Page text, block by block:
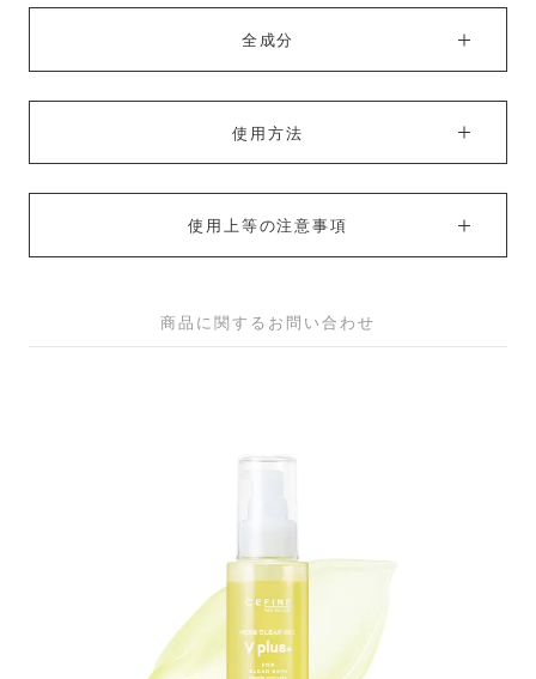
全成分
使用方法
使用上等の注意事項
商品に関するお問い合わせ